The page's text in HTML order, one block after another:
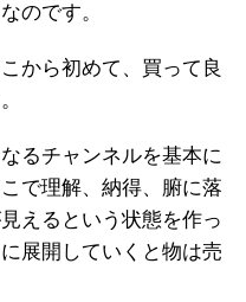
のです。
から初めて、買って良
るチャンネルを基本に
で理解、納得、腑に落
えるという状態を作っ
展開していくと物は売